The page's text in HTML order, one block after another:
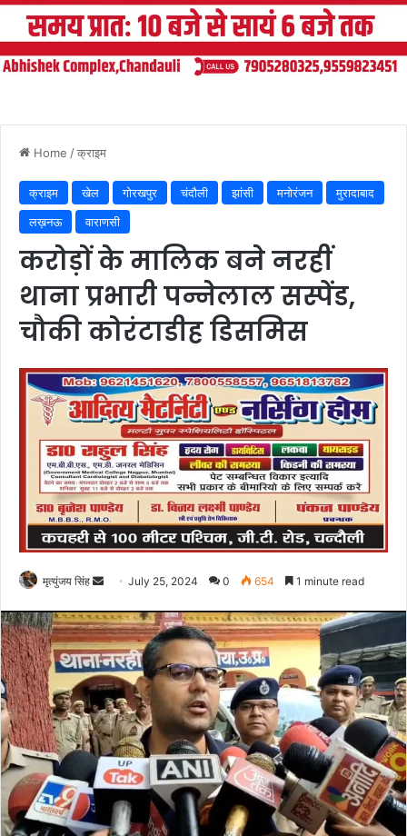
Home /क्राइम
क्राइम खेल गोरखपुर चंदौली झांसी मनोरंजन
मुरादाबाद
लख़नऊ
वाराणसी
करोड़ों के मालिक बने नरहीं
थाना प्रभारी पन्नेलाल सस्पेंड,
चौकी कोरंटाडीह डिसमिस
मृत्युंजय सिंह
Send
email
July 25, 2024 0 654 1 minute read